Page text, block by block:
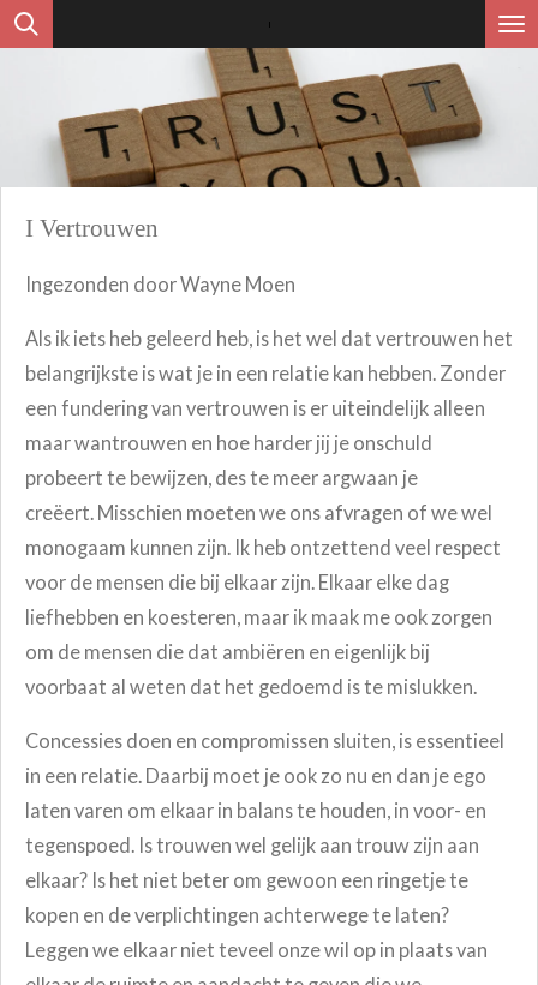
Ga
hoofdinhoud
I Vertrouwen
Ingezonden door Wayne Moen
Als ik iets heb geleerd heb, is het wel dat vertrouwen het
belangrijkste is wat je in een relatie kan hebben. Zonder
een fundering van vertrouwen is er uiteindelijk alleen
maar wantrouwen en hoe harder jij je onschuld
probeert te bewijzen, des te meer argwaan je
creëert. Misschien moeten we ons afvragen of we wel
monogaam kunnen zijn. Ik heb ontzettend veel respect
voor de mensen die bij elkaar zijn. Elkaar elke dag
liefhebben en koesteren, maar ik maak me ook zorgen
om de mensen die dat ambiëren en eigenlijk bij
voorbaat al weten dat het gedoemd is te mislukken.
Concessies doen en compromissen sluiten, is essentieel
in een relatie. Daarbij moet je ook zo nu en dan je ego
laten varen om elkaar in balans te houden, in voor- en
tegenspoed. Is trouwen wel gelijk aan trouw zijn aan
elkaar? Is het niet beter om gewoon een ringetje te
kopen en de verplichtingen achterwege te laten?
Leggen we elkaar niet teveel onze wil op in plaats van